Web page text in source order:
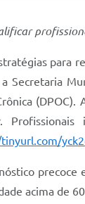
para
Secretaria
acima de